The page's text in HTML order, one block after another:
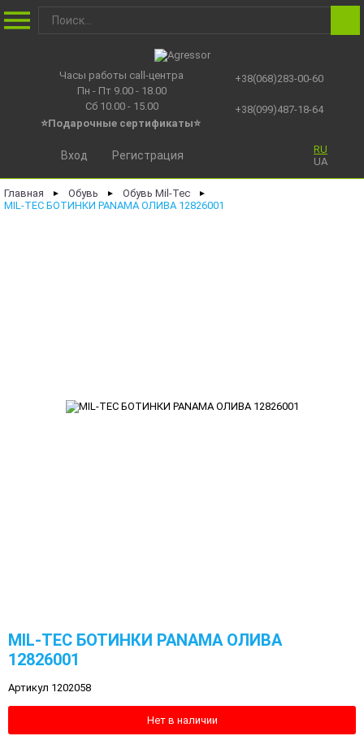
Часы работы call-центра
Пн - Пт 9.00 - 18.00
Сб 10.00 - 15.00
⭐Подарочные сертификаты⭐
+38(068)283-00-60
+38(099)487-18-64
RU
UA
Вход Регистрация
Главная ► Обувь ► Обувь Mil-Tec ►
MIL-TEC БОТИНКИ PANAMA ОЛИВА 12826001
MIL-TEC БОТИНКИ PANAMA ОЛИВА
12826001
Артикул 1202058
Нет в наличии